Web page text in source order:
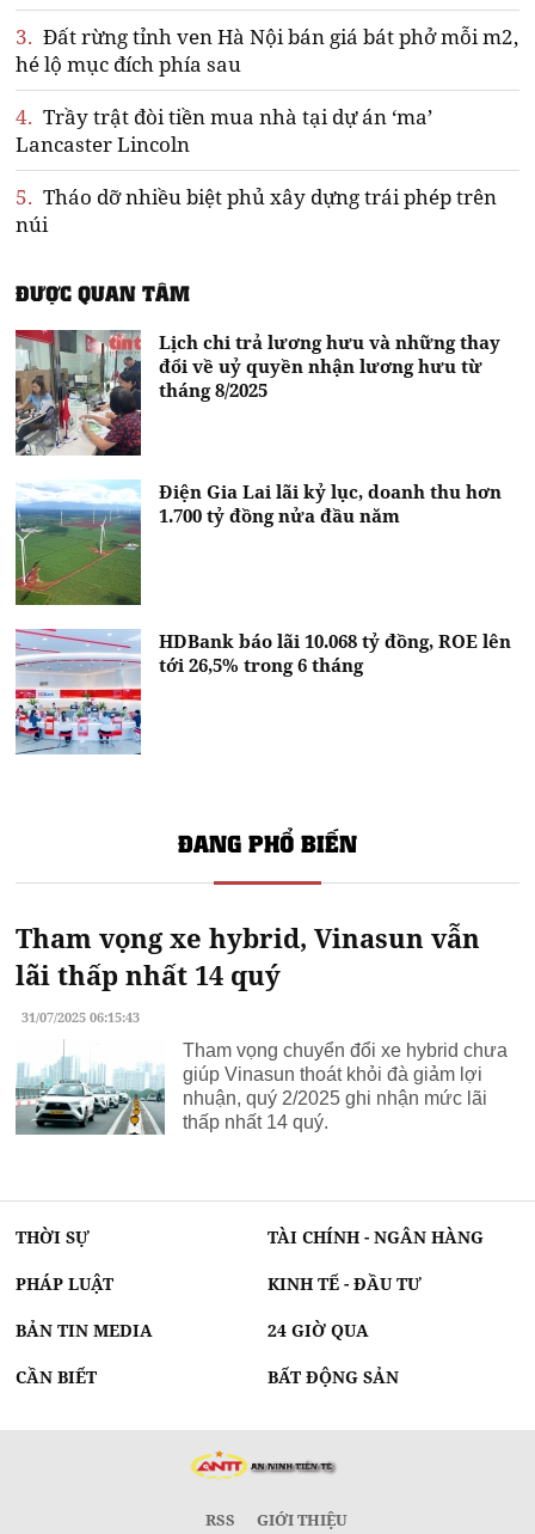
3. Đất rừng tỉnh ven Hà Nội bán giá bát phở mỗi m2,
hé lộ mục đích phía sau
4. Trầy trật đòi tiền mua nhà tại dự án ‘ma’
Lancaster Lincoln
5. Tháo dỡ nhiều biệt phủ xây dựng trái phép trên
núi
ĐƯỢC QUAN TÂM
Lịch chi trả lương hưu và những thay
đổi về uỷ quyền nhận lương hưu từ
tháng 8/2025
Điện Gia Lai lãi kỷ lục, doanh thu hơn
1.700 tỷ đồng nửa đầu năm
HDBank báo lãi 10.068 tỷ đồng, ROE lên
tới 26,5% trong 6 tháng
ĐANG PHỔ BIẾN
Tham vọng xe hybrid, Vinasun vẫn
lãi thấp nhất 14 quý
31/07/2025 06:15:43
Tham vọng chuyển đổi xe hybrid chưa
giúp Vinasun thoát khỏi đà giảm lợi
nhuận, quý 2/2025 ghi nhận mức lãi
thấp nhất 14 quý.
THỜI SỰ TÀI CHÍNH - NGÂN HÀNG
PHÁP LUẬT KINH TẾ - ĐẦU TƯ
BẢN TIN MEDIA 24 GIỜ QUA
CẦN BIẾT BẤT ĐỘNG SẢN
RSS GIỚI THIỆU